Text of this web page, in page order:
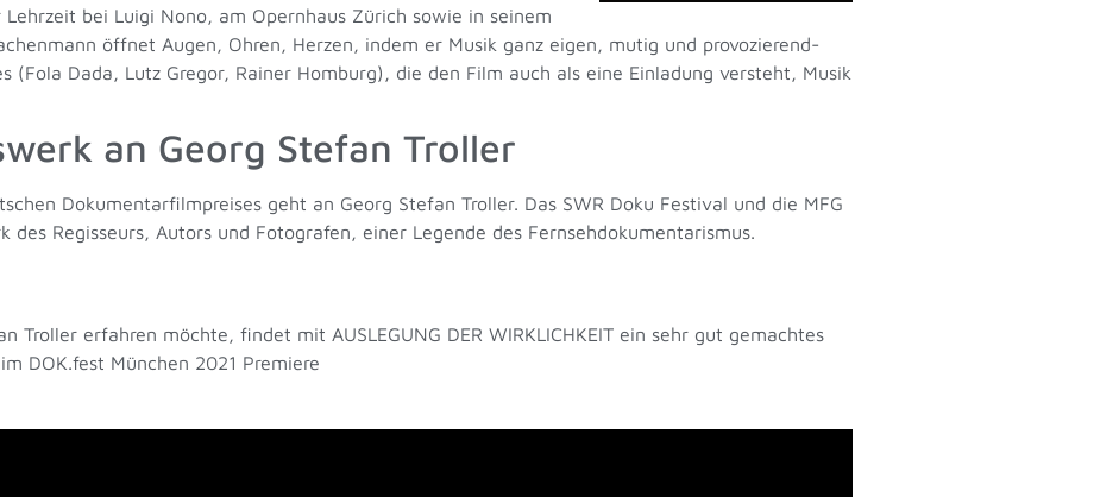
bei Luigi Nono, am Opernhaus Zürich sowie in seinem
öffnet Augen, Ohren, Herzen, indem er Musik ganz eigen, mutig und provozierend-
(Fola Dada, Lutz Gregor, Rainer Homburg), die den Film auch als eine Einladung versteht, Musik
an Georg Stefan Troller
Dokumentarfilmpreises geht an Georg Stefan Troller. Das SWR Doku Festival und die MFG
Regisseurs, Autors und Fotografen, einer Legende des Fernsehdokumentarismus.
Troller erfahren möchte, findet mit AUSLEGUNG DER WIRKLICHKEIT ein sehr gut gemachtes
DOK.fest München 2021 Premiere